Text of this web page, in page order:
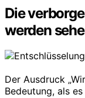
Die
werden
Der Ausdruck
Bedeutung, als